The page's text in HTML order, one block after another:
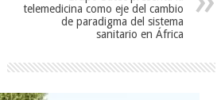
telemedicina como eje del cambio
de paradigma del sistema
sanitario en África